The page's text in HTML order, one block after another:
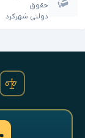
حقوق
دولتی شهرکرد